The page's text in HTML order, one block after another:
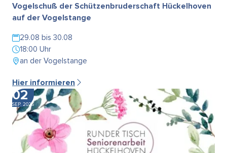
Vogelschuß der Schützenbruderschaft Hückelhoven
auf der Vogelstange
29.08 bis 30.08
18:00 Uhr
an der Vogelstange
Hier informieren
02
SEP. 2026